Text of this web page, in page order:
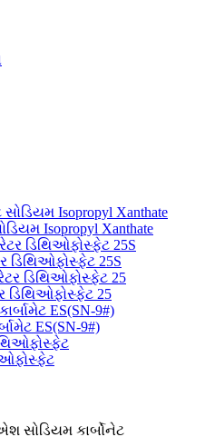
Isopropyl Xanthate
25S
25
ES(SN-9#)